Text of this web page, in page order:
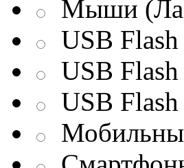
Мыши
USB
USB
USB